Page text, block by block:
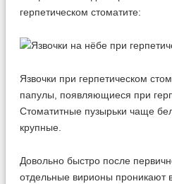
герпетическом стоматите:
Язвочки при герпетическом
папулы, появляющиеся при
Стоматитные пузырьки чаще
крупные.
Довольно быстро после
отдельные вирионы проникают